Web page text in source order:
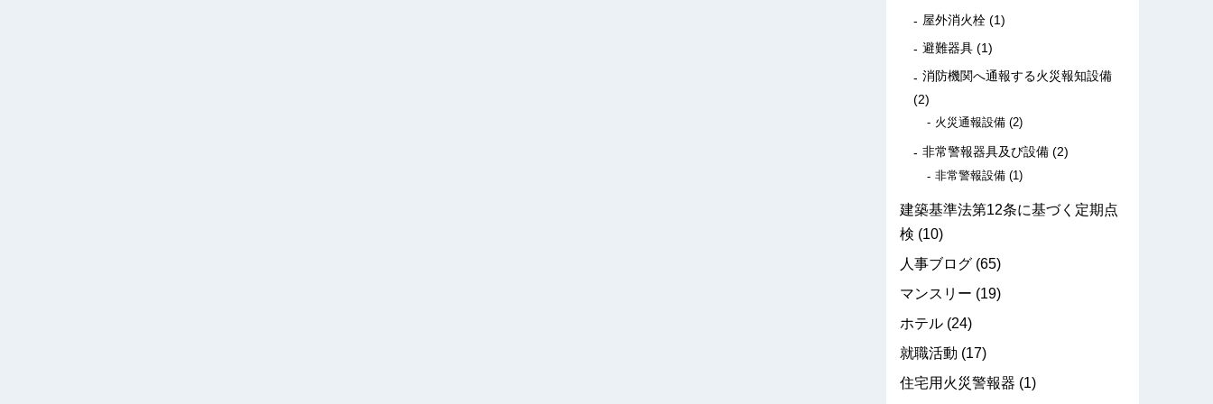
屋外消火栓 (1)
避難器具 (1)
消防機関へ通報する火災報知設備
(2)
火災通報設備 (2)
非常警報器具及び設備 (2)
非常警報設備 (1)
建築基準法第12条に基づく定期点
検 (10)
人事ブログ (65)
マンスリー (19)
ホテル (24)
就職活動 (17)
住宅用火災警報器 (1)